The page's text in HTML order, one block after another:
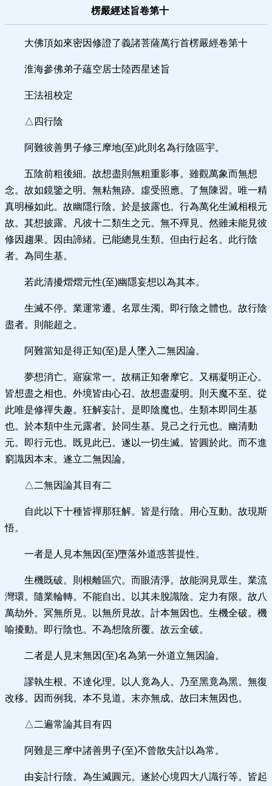
楞嚴經述旨卷第十
大佛頂如來密因修證了義諸菩薩萬行首楞嚴經卷第十
淮海參佛弟子蘊空居士陸西星述旨
王法祖校定
△四行陰
阿難彼善男子修三摩地(至)此則名為行陰區宇。
五陰前粗後細。故想盡則無粗重影事。雖觀萬象而無想
念。故如鏡鑒之明。無粘無跡。虛受照應。了無陳習。唯一精
真明極如此。故幽隱行陰。於是披露也。行為萬化生滅相根元
故。其想披露。凡彼十二類生之元。無不殫見。然雖未能見彼
修因趨果。因由諦緒。已能總見生類。但由行起名。此行陰
者。為同生基。
若此清擾熠熠元性(至)幽隱妄想以為其本。
生滅不停。業運常遷。名眾生濁。即行陰之體也。故行陰
盡者。則能超之。
阿難當知是得正知(至)是人墜入二無因論。
夢想消亡。寤寐常一。故稱正知奢摩它。又稱凝明正心。
皆想盡之相也。外境皆由心召。故想盡凝明。則天魔不至。從
此唯是修禪失趣。狂解妄計。是即陰魔也。生類本即同生基
也。於本類中生元露者。於同生基。見己之行元也。幽清動
元。即行元也。既見此已。遂以一切生滅。皆圓於此。而不進
窮識因本末。遂立二無因論。
△二無因論其目有二
自此以下十種皆禪那狂解。皆是行陰。用心互動。故現斯
悟。
一者是人見本無因(至)墮落外道惑菩提性。
生機既破。則根離區穴。而眼清淨。故能洞見眾生。業流
灣環。隨業輪轉。不能自出。以其未脫識陰。定力有限。故八
萬劫外。冥無所見。以無所見故。計本無因也。生機全破。機
喻擾動。即行陰也。不為想陰所覆。故云全破。
二者是人見末無因(至)名為第一外道立無因論。
謬執生根。不達化理。以人竟為人。乃至黑竟為黑。無復
改移。因而例我。本不見道。末亦無成。故曰末無因也。
△二遍常論其目有四
阿難是三摩中諸善男子(至)不曾散失計以為常。
由妄計行陰。為生滅圓元。遂於心境四大八識行等。皆起